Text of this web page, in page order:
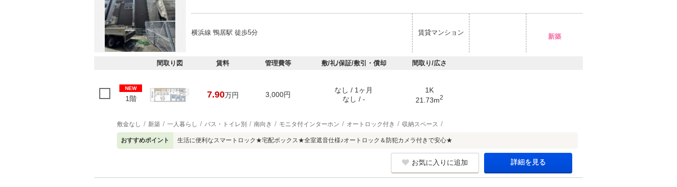
横浜線 鴨居駅 徒歩5分 賃貸マンション
新築
間取り図 賃料 管理費等 敷/礼/保証/敷引・償却 間取り/広さ
NEW
1階 7.90万円 3,000円
なし / 1ヶ月
なし / -
1K
21.73m2
敷金なし 新築 一人暮らし バス・トイレ別 南向き モニタ付インターホン オートロック付き 収納スペース
おすすめポイント 生活に便利なスマートロック★宅配ボックス★全室遮音仕様♪オートロック＆防犯カメラ付きで安心★
お気に入りに追加 詳細を見る